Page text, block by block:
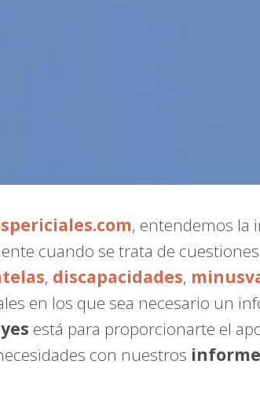
, entendemos la
cuando se trata de
, discapacidades,
en los que sea necesario un
está para proporcionarte el
con nuestros